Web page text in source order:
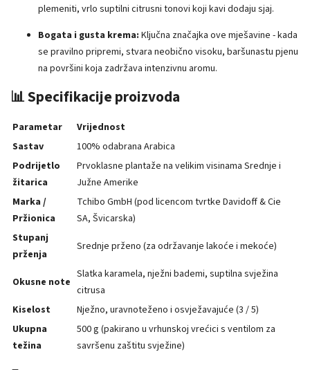
plemeniti, vrlo suptilni citrusni tonovi koji kavi dodaju sjaj.
Bogata i gusta krema: Ključna značajka ove mješavine - kada
se pravilno pripremi, stvara neobično visoku, baršunastu pjenu
na površini koja zadržava intenzivnu aromu.
📊 Specifikacije proizvoda
Parametar
Vrijednost
Sastav
100% odabrana Arabica
Podrijetlo
žitarica
Prvoklasne plantaže na velikim visinama Srednje i
Južne Amerike
Marka /
Pržionica
Tchibo GmbH (pod licencom tvrtke Davidoff & Cie
SA, Švicarska)
Stupanj
prženja
Srednje prženo (za održavanje lakoće i mekoće)
Okusne note
Slatka karamela, nježni bademi, suptilna svježina
citrusa
Kiselost
Nježno, uravnoteženo i osvježavajuće (3 / 5)
Ukupna
težina
500 g (pakirano u vrhunskoj vrećici s ventilom za
savršenu zaštitu svježine)